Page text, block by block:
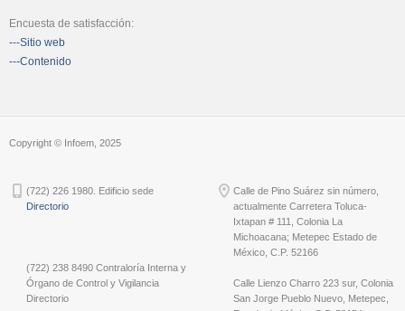
Encuesta de satisfacción:
---Sitio web
---Contenido
Copyright © Infoem, 2025
(722) 226 1980. Edificio sede
Directorio
(722) 238 8490 Contraloría Interna y
Órgano de Control y Vigilancia
Directorio
Calle de Pino Suárez sin número,
actualmente Carretera Toluca-
Ixtapan # 111, Colonia La
Michoacana; Metepec Estado de
México, C.P. 52166
Calle Lienzo Charro 223 sur, Colonia
San Jorge Pueblo Nuevo, Metepec,